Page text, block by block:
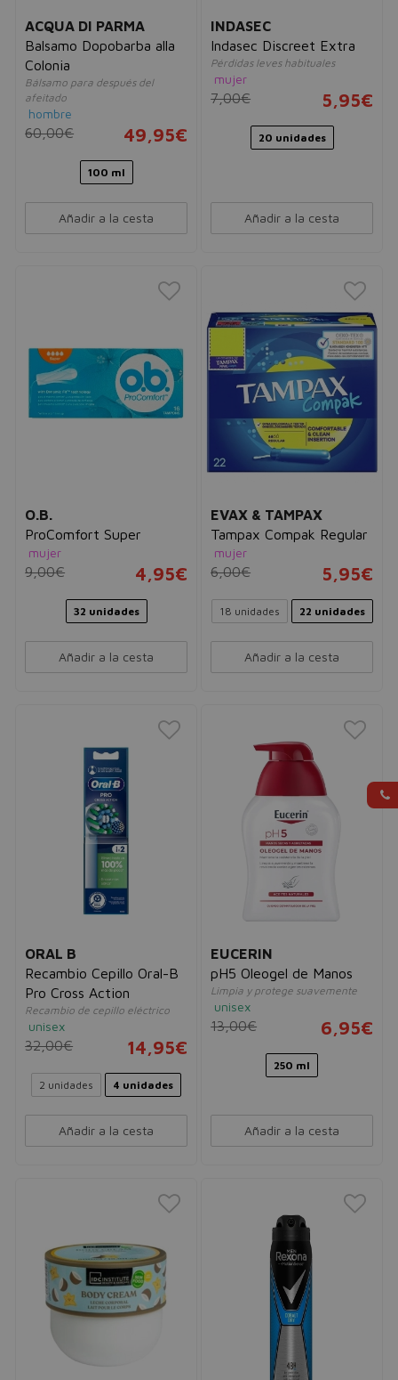
ACQUA DI PARMA
Balsamo Dopobarba alla
Colonia
Bálsamo para después del
afeitado
hombre
60,00€ 49,95€
100 ml
Añadir a la cesta
INDASEC
Indasec Discreet Extra
Pérdidas leves habituales
mujer
7,00€ 5,95€
20 unidades
Añadir a la cesta
O.B.
ProComfort Super
mujer
9,00€ 4,95€
32 unidades
Añadir a la cesta
EVAX & TAMPAX
Tampax Compak Regular
mujer
6,00€ 5,95€
18 unidades 22 unidades
Añadir a la cesta
ORAL B
Recambio Cepillo Oral-B
Pro Cross Action
Recambio de cepillo eléctrico
unisex
32,00€ 14,95€
2 unidades 4 unidades
Añadir a la cesta
EUCERIN
pH5 Oleogel de Manos
Limpia y protege suavemente
unisex
13,00€ 6,95€
250 ml
Añadir a la cesta